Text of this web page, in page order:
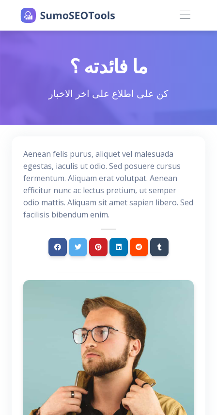
ما فائدته ؟
كن على اطلاع على اخر الاخبار
Aenean felis purus, aliquet vel malesuada
egestas, iaculis ut odio. Sed posuere cursus
fermentum. Aliquam erat volutpat. Aenean
efficitur nunc ac lectus pretium, ut semper
odio mattis. Aliquam sit amet sapien libero. Sed
facilisis bibendum enim.